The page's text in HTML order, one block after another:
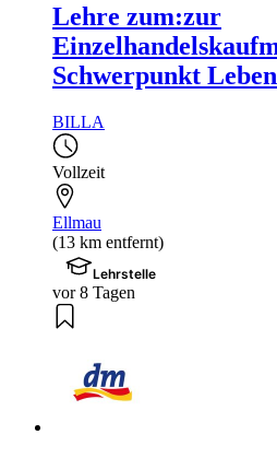
Lehre zum:zur
Schwerpunkt
BILLA
Vollzeit
Ellmau
(13 km entfernt)
Lehrstelle
vor 8 Tagen